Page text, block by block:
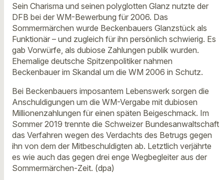
Sein Charisma und seinen polyglotten Glanz nutzte der
DFB bei der WM-Bewerbung für 2006. Das
Sommermärchen wurde Beckenbauers Glanzstück als
Funktionär – und zugleich für ihn persönlich schwierig. Es
gab Vorwürfe, als dubiose Zahlungen publik wurden.
Ehemalige deutsche Spitzenpolitiker nahmen
Beckenbauer im Skandal um die WM 2006 in Schutz.
Bei Beckenbauers imposantem Lebenswerk sorgen die
Anschuldigungen um die WM-Vergabe mit dubiosen
Millionenzahlungen für einen späten Beigeschmack. Im
Sommer 2019 trennte die Schweizer Bundesanwaltschaft
das Verfahren wegen des Verdachts des Betrugs gegen
ihn von dem der Mitbeschuldigten ab. Letztlich verjährte
es wie auch das gegen drei enge Wegbegleiter aus der
Sommermärchen-Zeit. (dpa)